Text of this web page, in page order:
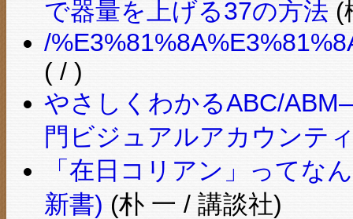
で器量を上げる37の方法 (
/
( / )
やさしくわかるABC/
門ビジュアルアカウンテ
「在日コリアン」ってな
新書) (朴 一 / 講談社)